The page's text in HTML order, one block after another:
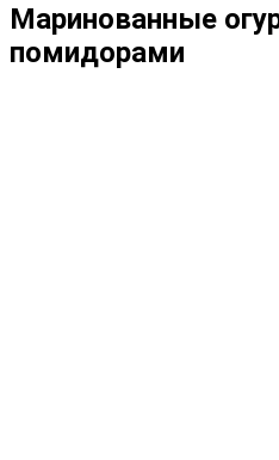
Маринованные
помидорами